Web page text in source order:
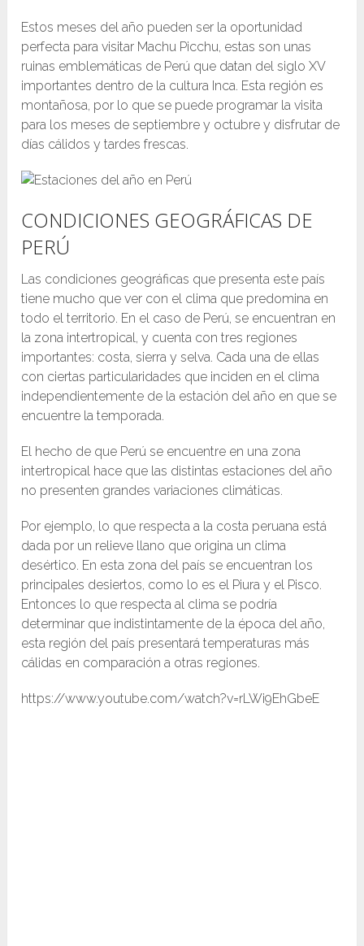
Estos meses del año pueden ser la oportunidad
perfecta para visitar Machu Picchu, estas son unas
ruinas emblemáticas de Perú que datan del siglo XV
importantes dentro de la cultura Inca. Esta región es
montañosa, por lo que se puede programar la visita
para los meses de septiembre y octubre y disfrutar de
días cálidos y tardes frescas.
CONDICIONES GEOGRÁFICAS DE
PERÚ
Las condiciones geográficas que presenta este país
tiene mucho que ver con el clima que predomina en
todo el territorio. En el caso de Perú, se encuentran en
la zona intertropical, y cuenta con tres regiones
importantes: costa, sierra y selva. Cada una de ellas
con ciertas particularidades que inciden en el clima
independientemente de la estación del año en que se
encuentre la temporada.
El hecho de que Perú se encuentre en una zona
intertropical hace que las distintas estaciones del año
no presenten grandes variaciones climáticas.
Por ejemplo, lo que respecta a la costa peruana está
dada por un relieve llano que origina un clima
desértico. En esta zona del país se encuentran los
principales desiertos, como lo es el Piura y el Pisco.
Entonces lo que respecta al clima se podría
determinar que indistintamente de la época del año,
esta región del país presentará temperaturas más
cálidas en comparación a otras regiones.
https://www.youtube.com/watch?v=rLWi9EhGbeE